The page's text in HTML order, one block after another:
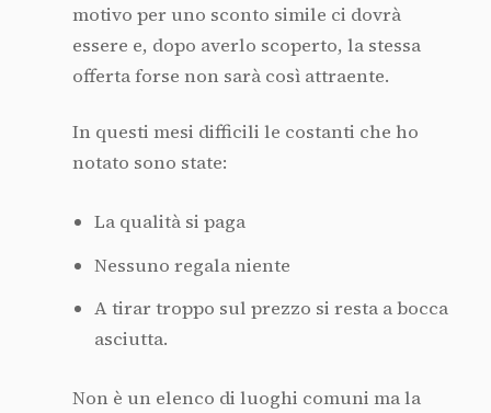
motivo per uno sconto simile ci dovrà
essere e, dopo averlo scoperto, la stessa
offerta forse non sarà così attraente.
In questi mesi difficili le costanti che ho
notato sono state:
La qualità si paga
Nessuno regala niente
A tirar troppo sul prezzo si resta a bocca
asciutta.
Non è un elenco di luoghi comuni ma la